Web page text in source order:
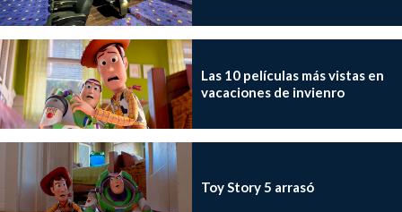
Las 10 películas más vistas en
vacaciones de invienro
Toy Story 5 arrasó